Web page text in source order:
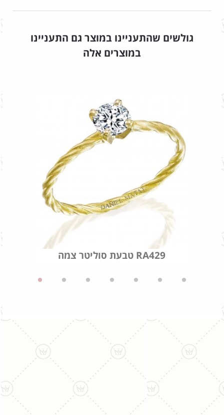
גולשים שהתעניינו במוצר גם התעניינו
במוצרים אלה
טבעת סוליטר צמה RA429